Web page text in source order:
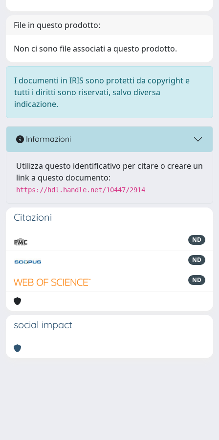
File in questo prodotto:
Non ci sono file associati a questo prodotto.
I documenti in IRIS sono protetti da copyright e
tutti i diritti sono riservati, salvo diversa
indicazione.
Informazioni
Utilizza questo identificativo per citare o creare un
link a questo documento:
https://hdl.handle.net/10447/2914
Citazioni
ND
ND
ND
social impact